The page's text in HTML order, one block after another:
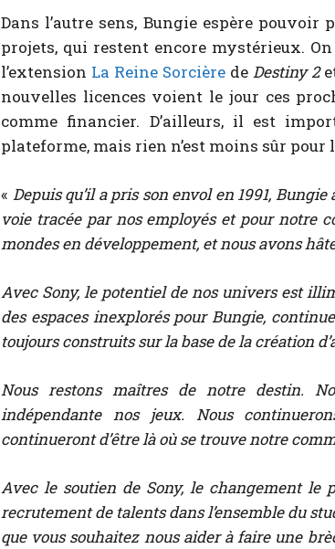
Dans l’autre sens, Bungie espère
projets, qui restent encore mystérieux.
l’extension La Reine Sorcière de Destiny 2
nouvelles licences voient le jour ces
comme financier. D’ailleurs, il est
plateforme, mais rien n’est moins sûr pour
« Depuis qu’il a pris son envol en 1991,
voie tracée par nos employés et pour notre
mondes en développement, et nous avons
Avec Sony, le potentiel de nos univers est
des espaces inexplorés pour Bungie,
toujours construits sur la base de la création
Nous restons maîtres de notre destin.
indépendante nos jeux. Nous
continueront d’être là où se trouve notre
Avec le soutien de Sony, le changement le
recrutement de talents dans l’ensemble du
que vous souhaitez nous aider à faire une